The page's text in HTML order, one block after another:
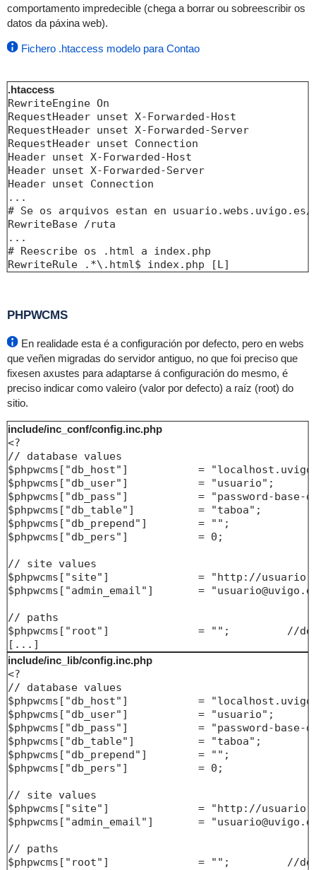
comportamento impredecible (chega a borrar ou sobreescribir os
datos da páxina web).
Fichero .htaccess modelo para Contao
.htaccess
RewriteEngine On
RequestHeader unset X-Forwarded-Host
RequestHeader unset X-Forwarded-Server
RequestHeader unset Connection
Header unset X-Forwarded-Host
Header unset X-Forwarded-Server
Header unset Connection
...
# Se os arquivos estan en
RewriteBase /ruta
...
# Reescribe os .html a index.php
PHPWCMS
En realidade esta é a configuración por defecto, pero en webs
que veñen migradas do servidor antiguo, no que foi preciso que
fixesen axustes para adaptarse á configuración do mesmo, é
preciso indicar como valeiro (valor por defecto) a raíz (root) do
sitio.
include/inc_conf/config.inc.php
<?
// database values
$phpwcms["db_host"]           =
$phpwcms["db_user"]           = "usuario";
$phpwcms["db_pass"]           = "password-base-
$phpwcms["db_table"]          = "taboa";
$phpwcms["db_prepend"]        = "";
$phpwcms["db_pers"]           = 0;
// site values
$phpwcms["site"]              = "http://
$phpwcms["admin_email"]       =
// paths
$phpwcms["root"]              = "";         //
[...]
include/inc_lib/config.inc.php
<?
// database values
$phpwcms["db_host"]           =
$phpwcms["db_user"]           = "usuario";
$phpwcms["db_pass"]           = "password-base-
$phpwcms["db_table"]          = "taboa";
$phpwcms["db_prepend"]        = "";
$phpwcms["db_pers"]           = 0;
// site values
$phpwcms["site"]              = "http://
$phpwcms["admin_email"]       =
// paths
$phpwcms["root"]              = "";         //